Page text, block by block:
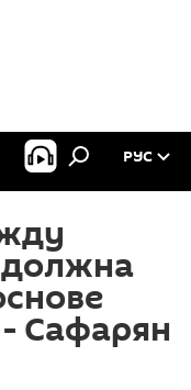
РУС
- Сафарян